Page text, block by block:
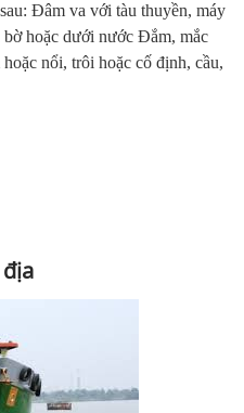
Đâm va với tàu thuyền, máy
hoặc dưới nước Đắm, mắc
nổi, trôi hoặc cố định, cầu,